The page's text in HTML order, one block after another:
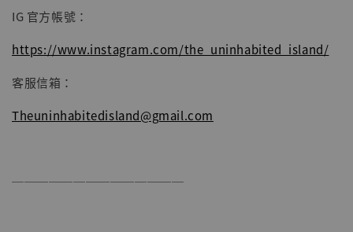
IG 官方帳號：
https://www.instagram.com/the_uninhabited_island/
客服信箱：
Theuninhabitedisland@gmail.com
──────────────